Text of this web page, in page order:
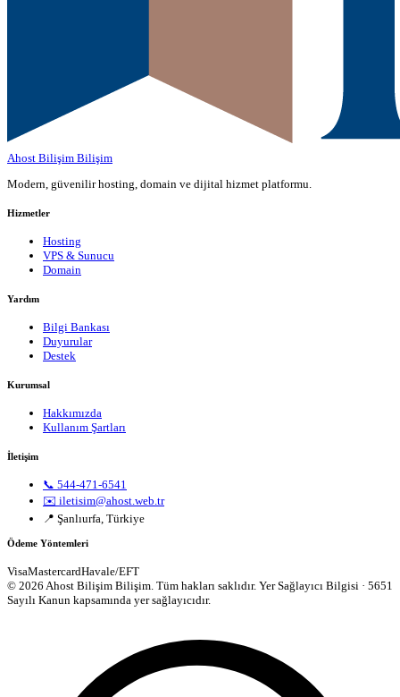
Ahost Bilişim Bilişim
Modern, güvenilir hosting, domain ve dijital hizmet platformu.
Hizmetler
Hosting
VPS & Sunucu
Domain
Yardım
Bilgi Bankası
Duyurular
Destek
Kurumsal
Hakkımızda
Kullanım Şartları
İletişim
📞 544-471-6541
✉️ iletisim@ahost.web.tr
📍 Şanlıurfa, Türkiye
Ödeme Yöntemleri
VisaMastercardHavale/EFT
© 2026 Ahost Bilişim Bilişim. Tüm hakları saklıdır. Yer Sağlayıcı Bilgisi · 5651
Sayılı Kanun kapsamında yer sağlayıcıdır.